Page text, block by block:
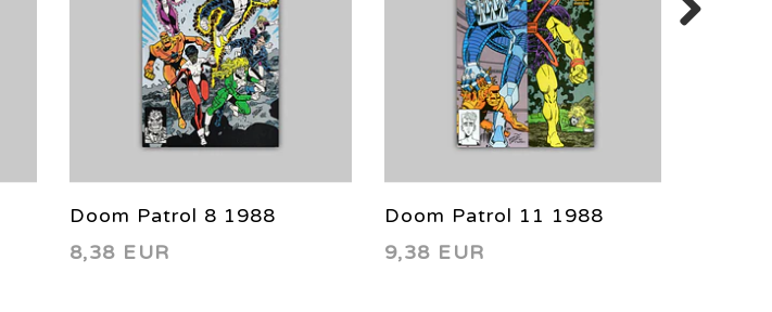
Doom Patrol 8 1988
8,38 EUR
Doom Patrol 11 1988
9,38 EUR